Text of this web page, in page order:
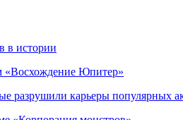
в истории
«Восхождение Юпитер»
разрушили карьеры популярных